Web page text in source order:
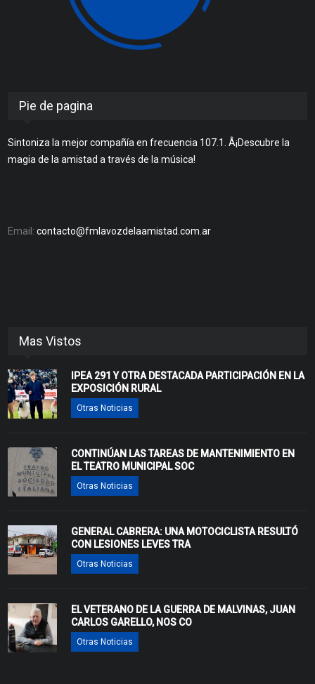
Pie de pagina
Sintoniza la mejor compañía en frecuencia 107.1. Â¡Descubre la
magia de la amistad a través de la música!
Email:contacto@fmlavozdelaamistad.com.ar
Mas Vistos
IPEA 291 Y OTRA DESTACADA PARTICIPACIÓN EN LA
EXPOSICIÓN RURAL
Otras Noticias
CONTINÚAN LAS TAREAS DE MANTENIMIENTO EN
EL TEATRO MUNICIPAL SOC
Otras Noticias
GENERAL CABRERA: UNA MOTOCICLISTA RESULTÓ
CON LESIONES LEVES TRA
Otras Noticias
EL VETERANO DE LA GUERRA DE MALVINAS, JUAN
CARLOS GARELLO, NOS CO
Otras Noticias